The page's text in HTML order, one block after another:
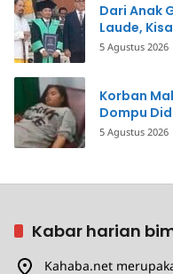
Dari Anak
Laude,
5 Agustus 2026
Korban
Dompu
5 Agustus 2026
Kabar harian
Kahaba.net